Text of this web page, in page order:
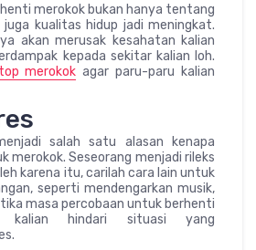
merokok bukan hanya tentang
juga kualitas hidup jadi meningkat.
akan merusak kesahatan kalian
kepada sekitar kalian loh.
merokok agar paru-paru kalian
salah satu alasan kenapa
merokok. Seseorang menjadi rileks
karena itu, carilah cara lain untuk
seperti mendengarkan musik,
masa percobaan untuk berhenti
kalian hindari situasi yang